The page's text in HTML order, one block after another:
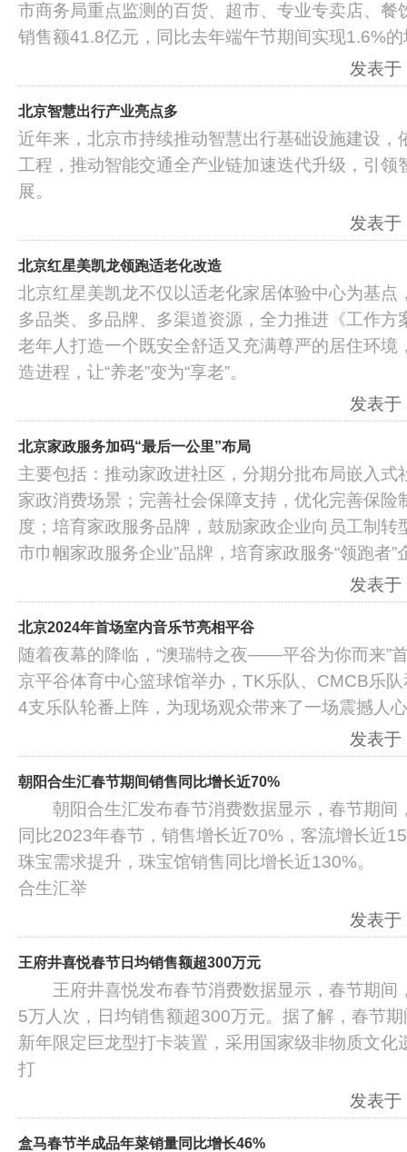
市商务局重点监测的百货、超市、专业专卖店、餐
销售额41.8亿元，同比去年端午节期间实现1.6%
发表
北京智慧出行产业亮点多
近年来，北京市持续推动智慧出行基础设施建设，
工程，推动智能交通全产业链加速迭代升级，引领
展。
发表
北京红星美凯龙领跑适老化改造
北京红星美凯龙不仅以适老化家居体验中心为基点
多品类、多品牌、多渠道资源，全力推进《工作方
老年人打造一个既安全舒适又充满尊严的居住环境
造进程，让“养老”变为“享老”。
发表
北京家政服务加码“最后一公里”布局
主要包括：推动家政进社区，分期分批布局嵌入式
家政消费场景；完善社会保障支持，优化完善保险
度；培育家政服务品牌，鼓励家政企业向员工制转
市巾帼家政服务企业”品牌，培育家政服务“领跑者”
发表
北京2024年首场室内音乐节亮相平谷
随着夜幕的降临，“澳瑞特之夜——平谷为你而来”
京平谷体育中心篮球馆举办，TK乐队、CMCB乐
4支乐队轮番上阵，为现场观众带来了一场震撼人
发表
朝阳合生汇春节期间销售同比增长近70%
朝阳合生汇发布春节消费数据显示，春节期间
同比2023年春节，销售增长近70%，客流增长近
珠宝需求提升，珠宝馆销售同比增长近130%。
合生汇举
发表
王府井喜悦春节日均销售额超300万元
王府井喜悦发布春节消费数据显示，春节期间
5万人次，日均销售额超300万元。据了解，春节
新年限定巨龙型打卡装置，采用国家级非物质文化
打
发表
盒马春节半成品年菜销量同比增长46%